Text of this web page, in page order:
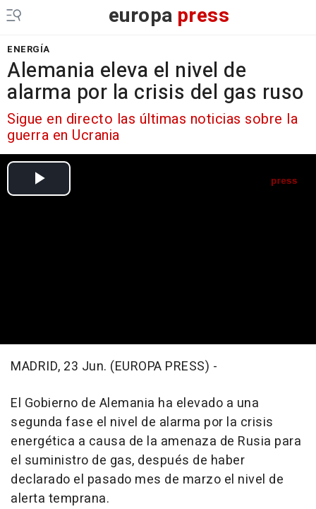
europa press
ENERGÍA
Alemania eleva el nivel de
alarma por la crisis del gas ruso
Sigue en directo las últimas noticias sobre la
guerra en Ucrania
MADRID, 23 Jun. (EUROPA PRESS) -
El Gobierno de Alemania ha elevado a una
segunda fase el nivel de alarma por la crisis
energética a causa de la amenaza de Rusia para
el suministro de gas, después de haber
declarado el pasado mes de marzo el nivel de
alerta temprana.